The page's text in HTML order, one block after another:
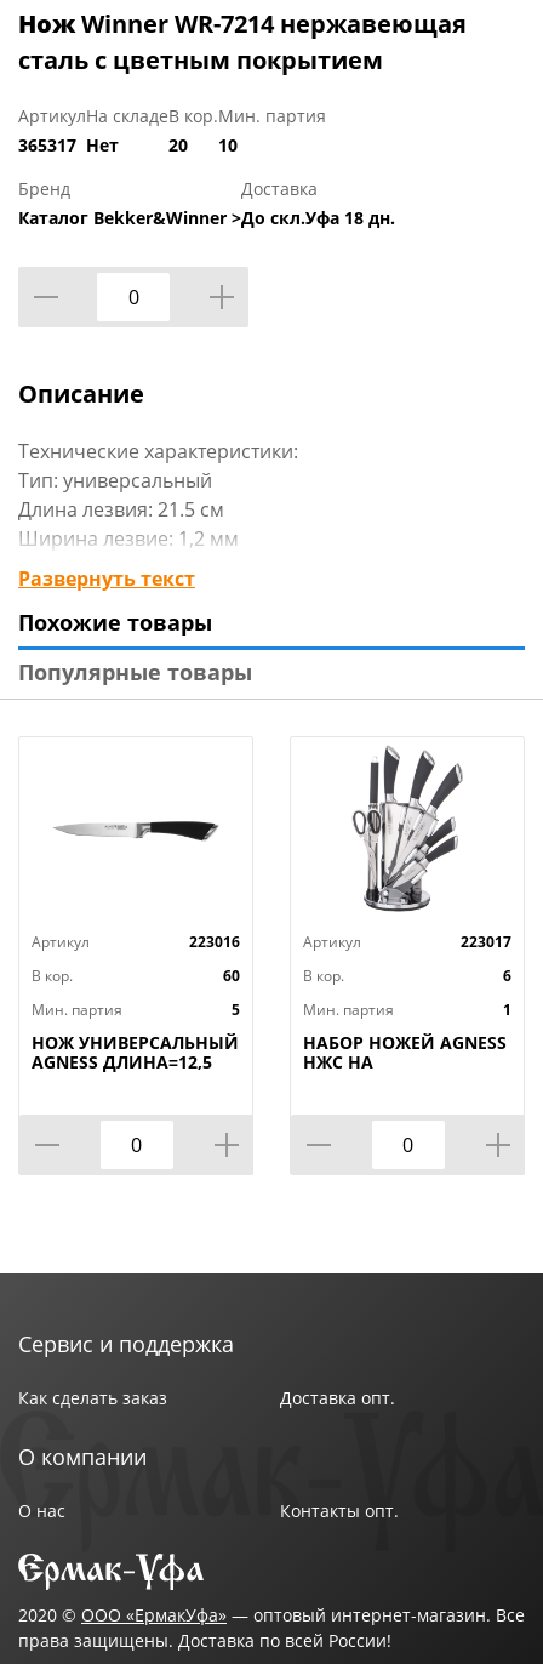
НожWinner WR-7214 нержавеющая
сталь с цветным покрытием
Артикул
365317
На складе
Нет
В кор.
20
Мин. партия
10
Бренд
Каталог Bekker&Winner >
Доставка
До скл.Уфа 18 дн.
Описание
Технические характеристики:
Тип: универсальный
Длина лезвия: 21.5 см
Ширина лезвие: 1,2 мм
Материал лезвия: пластик
Материал рукоятки: металл
Ручка: из прорезиненного пластика с
антибактериальным покрытием
Состав: нержавеющая сталь
Страна-изготовитель: Китай
Развернуть текст
Похожие товары
Популярные товары
Артикул
223016
В кор.
60
Мин. партия
5
НОЖ УНИВЕРСАЛЬНЫЙ
AGNESS ДЛИНА=12,5
Артикул
223017
В кор.
6
Мин. партия
1
НАБОР НОЖЕЙ AGNESS
НЖС НА
ПОДСТАВКЕ 8 ПР.,
КОР=6НАБОР.
Сервис и поддержка
Как сделать заказ Доставка опт.
О компании
О нас Контакты опт.
2020 © ООО «ЕрмакУфа» — оптовый интернет-магазин. Все
права защищены. Доставка по всей России!